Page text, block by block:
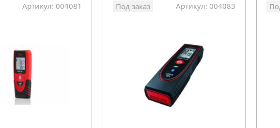
Артикул: 004081 Под заказ Артикул: 004083